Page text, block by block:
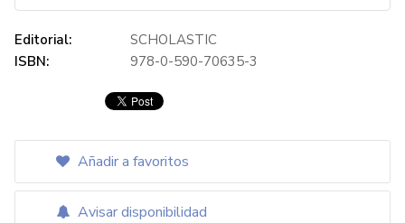
Editorial:
SCHOLASTIC
ISBN:
978-0-590-70635-3
Añadir a favoritos
Avisar disponibilidad